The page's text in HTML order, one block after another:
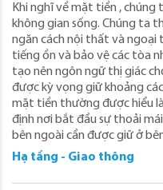
Khi nghĩ về mặt tiền , chúng
không gian sống. Chúng ta
ngăn cách nội thất và ngoại
tiếng ồn và bảo vệ các tòa
tạo nên ngôn ngữ thị giác
được kỳ vọng giữ khoảng
mặt tiền thường được hiểu
định nơi bắt đầu sự thoải
bên ngoài cần được giữ ở
Hạ tầng - Giao thông